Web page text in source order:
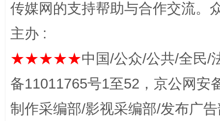
这是一记警钟！ 谢
传媒网的支持帮助与合作交流。
主办 :
★★★★★中国/公众/公共/全民/
备11011765号1至52，京公网安
制作采编部/影视采编部/发布广